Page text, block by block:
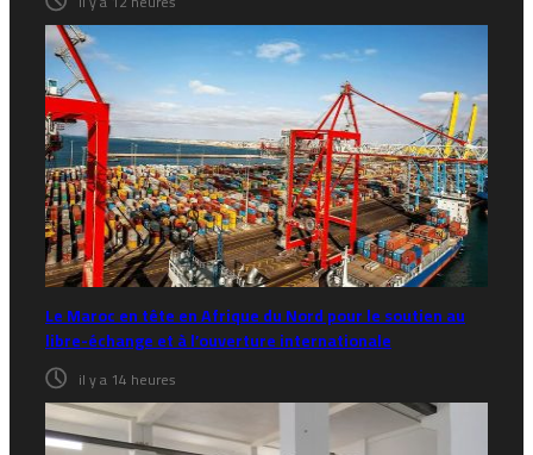
Le Maroc en tête en Afrique du Nord pour le soutien au
libre-échange et à l’ouverture internationale
il y a 14 heures